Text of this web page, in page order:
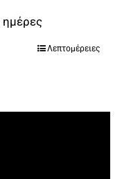
ημέρες
Λεπτομέρειες